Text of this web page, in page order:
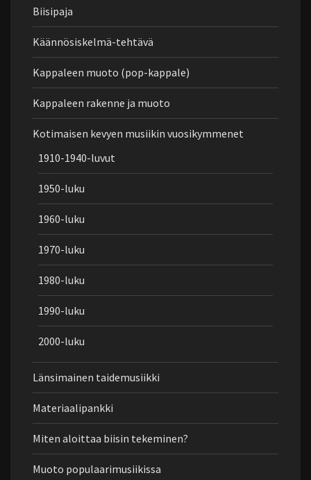
Biisipaja
Käännösiskelmä-tehtävä
Kappaleen muoto (pop-kappale)
Kappaleen rakenne ja muoto
Kotimaisen kevyen musiikin vuosikymmenet
1910-1940-luvut
1950-luku
1960-luku
1970-luku
1980-luku
1990-luku
2000-luku
Länsimainen taidemusiikki
Materiaalipankki
Miten aloittaa biisin tekeminen?
Muoto populaarimusiikissa